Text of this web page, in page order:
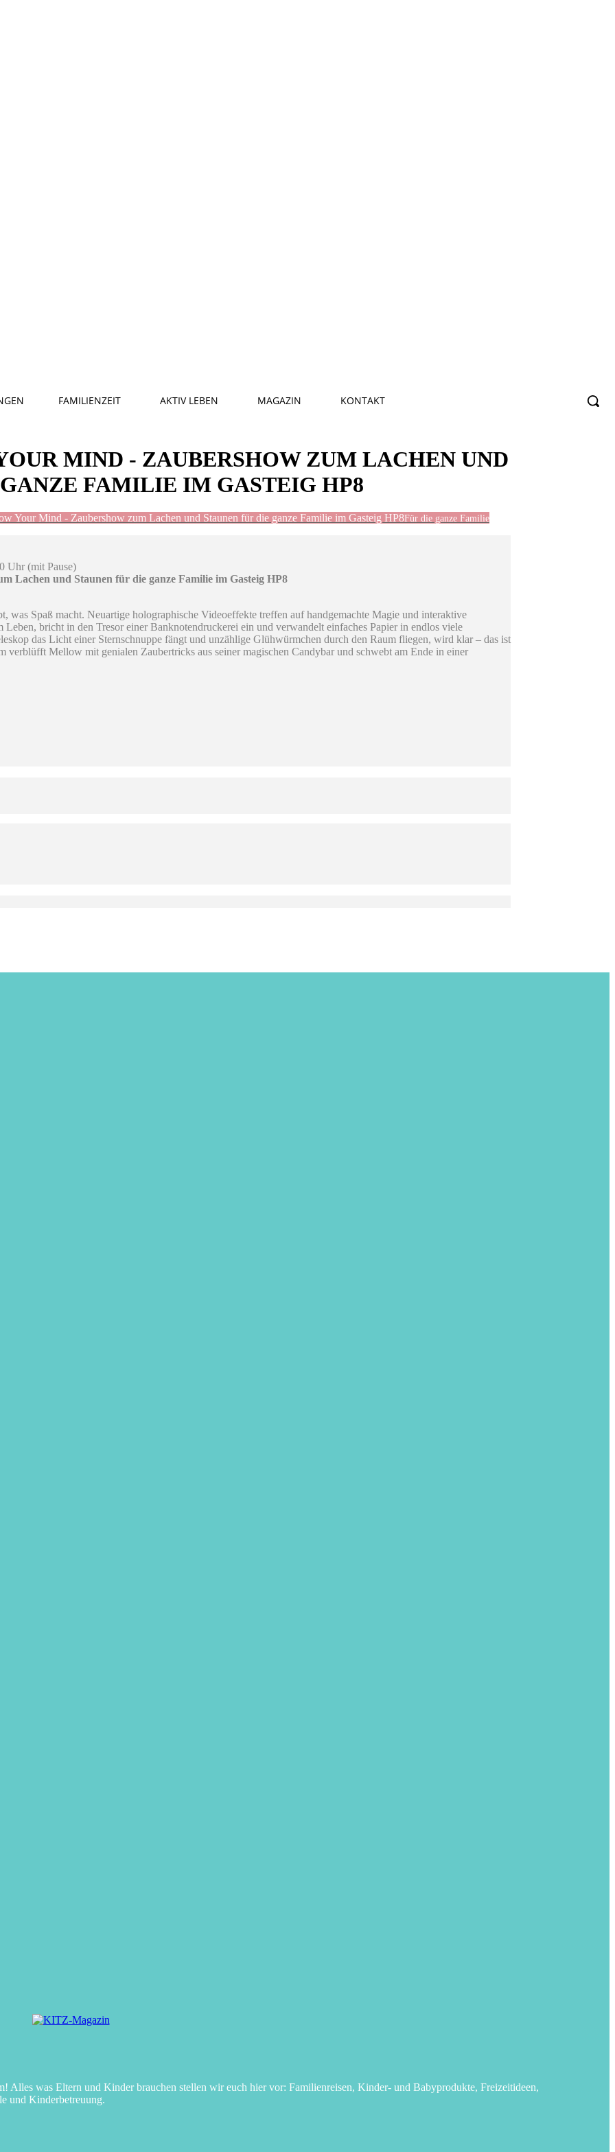
FAMILIENZEIT AKTIV LEBEN MAGAZIN KONTAKT
MIND - ZAUBERSHOW ZUM LACHEN UND
FAMILIE IM GASTEIG HP8
Your Mind - Zaubershow zum Lachen und Staunen für die ganze Familie im Gasteig HP8Für die ganze Familie
Uhr (mit Pause)
Lachen und Staunen für die ganze Familie im Gasteig HP8
was Spaß macht. Neuartige holographische Videoeffekte treffen auf handgemachte Magie und interaktive
bricht in den Tresor einer Banknotendruckerei ein und verwandelt einfaches Papier in endlos viele
das Licht einer Sternschnuppe fängt und unzählige Glühwürmchen durch den Raum fliegen, wird klar – das ist
verblüfft Mellow mit genialen Zaubertricks aus seiner magischen Candybar und schwebt am Ende in einer
was Eltern und Kinder brauchen stellen wir euch hier vor: Familienreisen, Kinder- und Babyprodukte, Freizeitideen,
und Kinderbetreuung.